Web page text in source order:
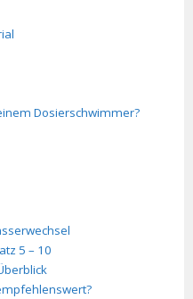
Dosierschwimmer?
5 – 10